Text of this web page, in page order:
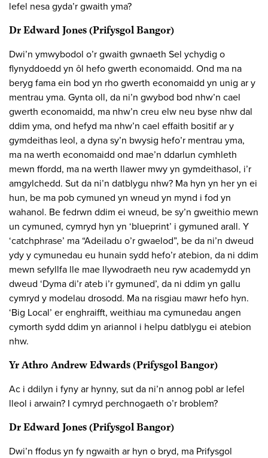
lefel nesa gyda’r gwaith yma?
Dr Edward Jones (Prifysgol Bangor)
Dwi’n ymwybodol o’r gwaith gwnaeth Sel ychydig o
flynyddoedd yn ôl hefo gwerth economaidd. Ond ma na
beryg fama ein bod yn rho gwerth economaidd yn unig ar y
mentrau yma. Gynta oll, da ni’n gwybod bod nhw’n cael
gwerth economaidd, ma nhw’n creu elw neu byse nhw dal
ddim yma, ond hefyd ma nhw’n cael effaith bositif ar y
gymdeithas leol, a dyna sy’n bwysig hefo’r mentrau yma,
ma na werth economaidd ond mae’n ddarlun cymhleth
mewn ffordd, ma na werth llawer mwy yn gymdeithasol, i’r
amgylchedd. Sut da ni’n datblygu nhw? Ma hyn yn her yn ei
hun, be ma pob cymuned yn wneud yn mynd i fod yn
wahanol. Be fedrwn ddim ei wneud, be sy’n gweithio mewn
un cymuned, cymryd hyn yn ‘blueprint’ i gymuned arall. Y
‘catchphrase’ ma “Adeiladu o’r gwaelod”, be da ni’n dweud
ydy y cymunedau eu hunain sydd hefo’r atebion, da ni ddim
mewn sefyllfa lle mae llywodraeth neu ryw academydd yn
dweud ‘Dyma di’r ateb i’r gymuned’, da ni ddim yn gallu
cymryd y modelau drosodd. Ma na risgiau mawr hefo hyn.
‘Big Local’ er enghraifft, weithiau ma cymunedau angen
cymorth sydd ddim yn ariannol i helpu datblygu ei atebion
nhw.
Yr Athro Andrew Edwards (Prifysgol Bangor)
Ac i ddilyn i fyny ar hynny, sut da ni’n annog pobl ar lefel
lleol i arwain? I cymryd perchnogaeth o’r broblem?
Dr Edward Jones (Prifysgol Bangor)
Dwi’n ffodus yn fy ngwaith ar hyn o bryd, ma Prifysgol